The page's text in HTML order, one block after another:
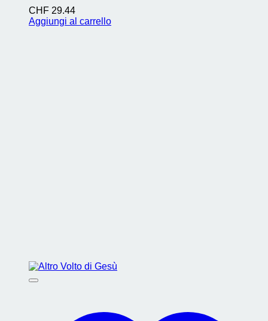
CHF 29.44
Aggiungi al carrello